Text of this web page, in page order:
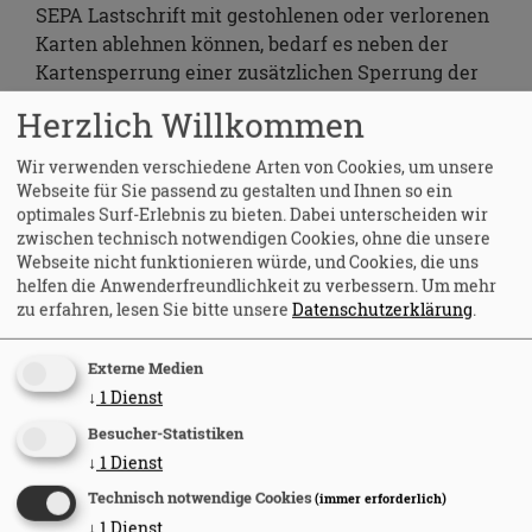
SEPA Lastschrift mit gestohlenen oder verlorenen
Karten ablehnen können, bedarf es neben der
Kartensperrung einer zusätzlichen Sperrung der
Im Rahmen der Erstattung einer Anzeige, bieten
die Polizeibehörden bei den örtlichen
Polizeidienststellen in Deutschland auf Wunsch
des Anzeigenstellers die zusätzliche Erfassung
einer sog. „KUNO-Meldung“ an. Hierzu werden die
KUNO-relevanten Kontodaten (IBAN und wenn
bekannt Kartenfolgenummer) aufgenommen und
an die zentrale Meldestelle des EHI übermittelt.
Von dort aus werden die Daten umgehend den
registrierten KUNO-Empfänger:innen zur
Verfügung gestellt. So kann ein weiterer
Missbrauch verhindert werden!
KUNO - Kriminalitätsbekämpfung im unbaren
Herzlich Willkommen
Wir verwenden verschiedene Arten von Cookies, um unsere
Webseite für Sie passend zu gestalten und Ihnen so ein
optimales Surf-Erlebnis zu bieten. Dabei unterscheiden wir
zwischen technisch notwendigen Cookies, ohne die unsere
Webseite nicht funktionieren würde, und Cookies, die uns
helfen die Anwenderfreundlichkeit zu verbessern. Um mehr
zu erfahren, lesen Sie bitte unsere Datenschutzerklärung.
Externe Medien
↓ 1 Dienst
Besucher-Statistiken
↓ 1 Dienst
Technisch notwendige Cookies(immer erforderlich)